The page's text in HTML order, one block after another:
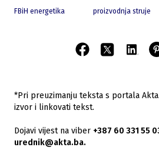
FBiH energetika proizvodnja struje
*Pri preuzimanju teksta s portala
izvor i linkovati tekst.
Dojavi vijest na viber +387 60 331 55
urednik@akta.ba.